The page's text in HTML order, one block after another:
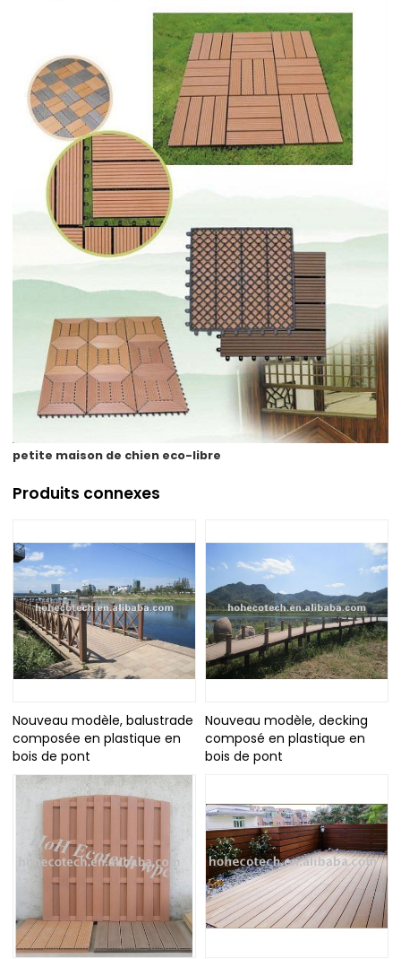
petite maison de chien eco-libre
Produits connexes
Nouveau modèle, balustrade
composée en plastique en
bois de pont
Nouveau modèle, decking
composé en plastique en
bois de pont